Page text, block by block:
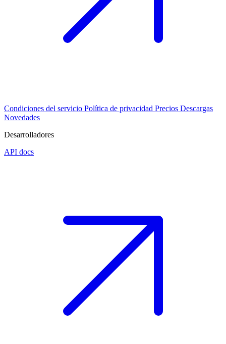
Condiciones del servicio Política de privacidad Precios Descargas
Novedades
Desarrolladores
API docs